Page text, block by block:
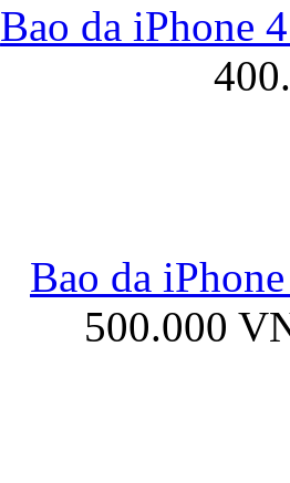
Bao da iPhone
Bao da
500.000